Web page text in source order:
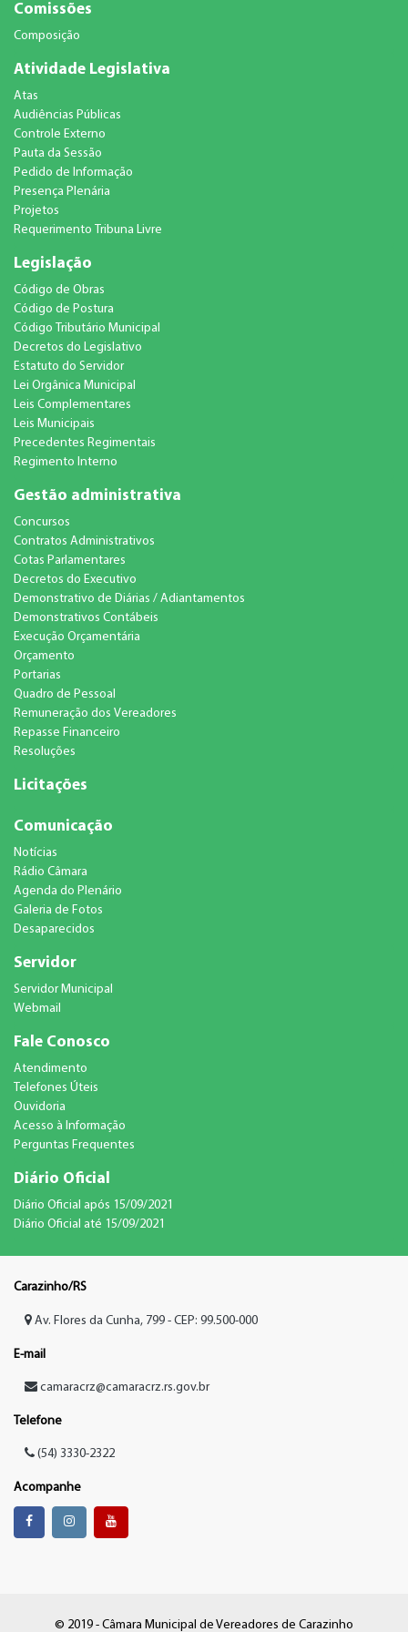
Comissões
Composição
Atividade Legislativa
Atas
Audiências Públicas
Controle Externo
Pauta da Sessão
Pedido de Informação
Presença Plenária
Projetos
Requerimento Tribuna Livre
Legislação
Código de Obras
Código de Postura
Código Tributário Municipal
Decretos do Legislativo
Estatuto do Servidor
Lei Orgânica Municipal
Leis Complementares
Leis Municipais
Precedentes Regimentais
Regimento Interno
Gestão administrativa
Concursos
Contratos Administrativos
Cotas Parlamentares
Decretos do Executivo
Demonstrativo de Diárias / Adiantamentos
Demonstrativos Contábeis
Execução Orçamentária
Orçamento
Portarias
Quadro de Pessoal
Remuneração dos Vereadores
Repasse Financeiro
Resoluções
Licitações
Comunicação
Notícias
Rádio Câmara
Agenda do Plenário
Galeria de Fotos
Desaparecidos
Servidor
Servidor Municipal
Webmail
Fale Conosco
Atendimento
Telefones Úteis
Ouvidoria
Acesso à Informação
Perguntas Frequentes
Diário Oficial
Diário Oficial após 15/09/2021
Diário Oficial até 15/09/2021
Carazinho/RS
Av. Flores da Cunha, 799 - CEP: 99.500-000
E-mail
camaracrz@camaracrz.rs.gov.br
Telefone
(54) 3330-2322
Acompanhe
© 2019 - Câmara Municipal de Vereadores de Carazinho